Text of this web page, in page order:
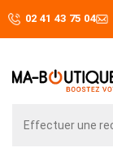
02 41 43 75 04